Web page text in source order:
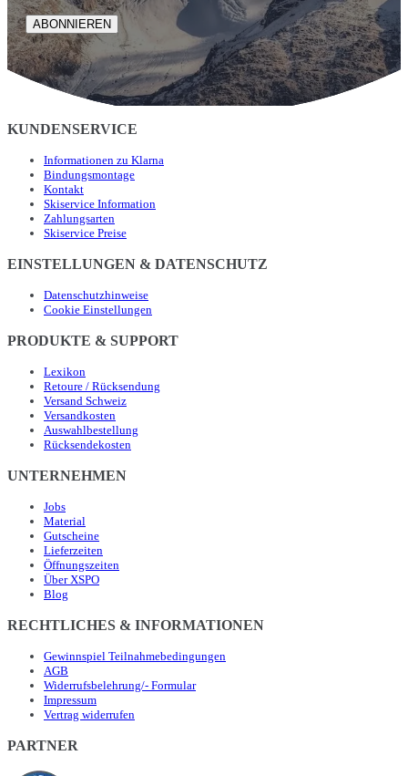
ABONNIEREN
KUNDENSERVICE
Informationen zu Klarna
Bindungsmontage
Kontakt
Skiservice Information
Zahlungsarten
Skiservice Preise
EINSTELLUNGEN & DATENSCHUTZ
Datenschutzhinweise
Cookie Einstellungen
PRODUKTE & SUPPORT
Lexikon
Retoure / Rücksendung
Versand Schweiz
Versandkosten
Auswahlbestellung
Rücksendekosten
UNTERNEHMEN
Jobs
Material
Gutscheine
Lieferzeiten
Öffnungszeiten
Über XSPO
Blog
RECHTLICHES & INFORMATIONEN
Gewinnspiel Teilnahmebedingungen
AGB
Widerrufsbelehrung/- Formular
Impressum
Vertrag widerrufen
PARTNER